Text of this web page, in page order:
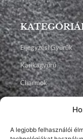
A legjobb felhasználói
Eljegyzési Gyűrűk
Karikagyűrű
Charmok